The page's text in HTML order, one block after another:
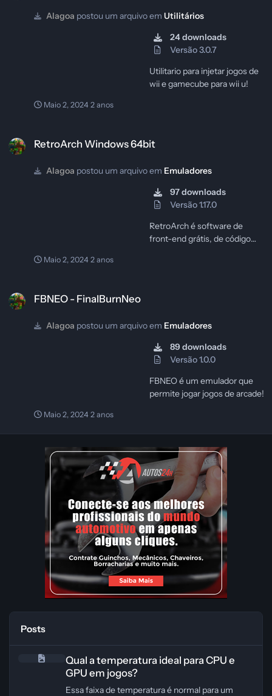
Alagoa postou um arquivo em Utilitários
24 downloads
Versão 3.0.7
Utilitario para injetar jogos de
wii e gamecube para wii u!
Maio 2, 2024 2 anos
RetroArch Windows 64bit
Alagoa postou um arquivo em Emuladores
97 downloads
Versão 1.17.0
RetroArch é software de
front-end grátis, de código
ser rápido, leve, portátil, e sem
dependências extras. É
licenciado sob a GNU GPLv3.
Maio 2, 2024 2 anos
FBNEO - FinalBurnNeo
Alagoa postou um arquivo em Emuladores
89 downloads
Versão 1.0.0
FBNEO é um emulador que
permite jogar jogos de arcade!
Maio 2, 2024 2 anos
Posts
Qual a temperatura ideal para CPU e
GPU em jogos?
Essa faixa de temperatura é normal para um